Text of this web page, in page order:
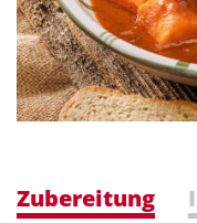
Zubereitung